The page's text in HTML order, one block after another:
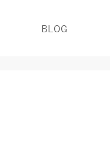
BLOG